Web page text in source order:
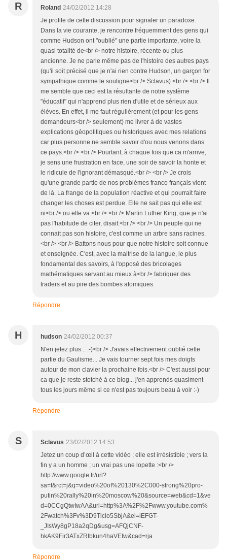
R Roland 24/02/2012 14:28
Je profite de cette discussion pour signaler un paradoxe.
Dans la vie courante, je rencontre fréquemment des gens qui
comme Hudson ont "oublié" une partie importante, voire la
quasi totalité de<br /> notre histoire, récente ou plus
ancienne. Je ne parle même pas de l'histoire des autres pays
(qu'il soit précisé que je n'ai rien contre Hudson, un garçon for
sympathique comme le souligne<br /> Sclavus).<br /> <br /> Il
me semble que ceci est la résultante de notre système
"éducatif" qui n'apprend plus rien d'utile et de sérieux aux
élèves. En effet, il me faut régulièrement (et pour les gens
demandeurs<br /> seulement) me livrer à de vastes
explications géopolitiques ou historiques avec mes relations
car plus personne ne semble savoir d'ou nous venons dans
ce pays.<br /> <br /> Pourtant, à chaque fois que ca m'arrive,
je sens une frustration en face, une soir de savoir la honte et
le ridicule de l'ignorant démasqué.<br /> <br /> Je crois
qu'une grande partie de nos problèmes franco français vient
de là. La frange de la population réactive et qui pourrait faire
changer les choses est perdue. Elle ne sait pas qui elle est
ni<br /> ou elle va.<br /> <br /> Martin Luther King, que je n'ai
pas l'habitude de citer, disait:<br /> <br /> Un peuple qui ne
connait pas son histoire, c'est comme un arbre sans racines.
<br /> <br /> Battons nous pour que notre histoire soit connue
et enseignée. C'est, avec la maitrise de la langue, le plus
fondamental des savoirs, à l'opposé des bricolages
mathématiques servant au mieux à<br /> fabriquer des
traders et au pire des bombes atomiques.
Répondre
H hudson 24/02/2012 00:37
N'en jetez plus... :-)<br /> J'avais effectivement oublié cette
partie du Gaulisme... Je vais tourner sept fois mes doigts
autour de mon clavier la prochaine fois.<br /> C'est aussi pour
ca que je reste stotché à ce blog... j'en apprends quasiment
tous les jours même si ce n'est pas toujours beau à voir :-)
Répondre
S Sclavus 23/02/2012 14:53
Jetez un coup d’œil à cette vidéo ; elle est irrésistible ; vers la
fin y a un homme ; un vrai pas une lopette :<br />
http://www.google.fr/url?
sa=t&rct=j&q=video%20of%20130%2C000-strong%20pro-
putin%20rally%20in%20moscow%20&source=web&cd=1&ve
d=0CCgQtwIwAA&url=http%3A%2F%2Fwww.youtube.com%
2Fwatch%3Fv%3D9Ticlo5SbjA&ei=iEFGT-
_JIsWy8gP18a2qDg&usg=AFQjCNF-
hkAK9Fir3ATxZRIbkun4haVEfw&cad=rja
Répondre